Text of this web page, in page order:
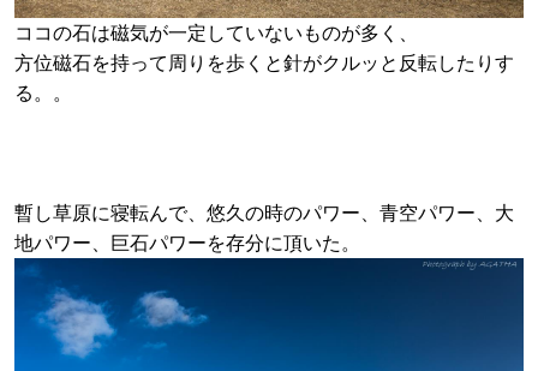
ココの石は磁気が一定していないものが多く、
方位磁石を持って周りを歩くと針がクルッと反転したりす
る。。
暫し草原に寝転んで、悠久の時のパワー、青空パワー、大
地パワー、巨石パワーを存分に頂いた。